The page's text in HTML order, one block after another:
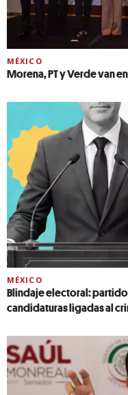
MÉXICO
Morena, PT y Verde van
MÉXICO
Blindaje electoral:
candidaturas ligadas al